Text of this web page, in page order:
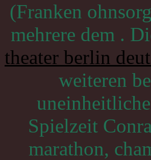
(Franken
mehrere dem .
theater berlin
weiteren
Spielzeit
marathon,